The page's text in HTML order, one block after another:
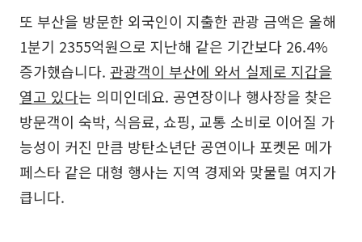
또 부산을 방문한 외국인이 지출한 관광 금액은 올해
1분기 2355억원으로 지난해 같은 기간보다 26.4%
증가했습니다. 관광객이 부산에 와서 실제로 지갑을
열고 있다는 의미인데요. 공연장이나 행사장을 찾은
방문객이 숙박, 식음료, 쇼핑, 교통 소비로 이어질 가
능성이 커진 만큼 방탄소년단 공연이나 포켓몬 메가
페스타 같은 대형 행사는 지역 경제와 맞물릴 여지가
큽니다.